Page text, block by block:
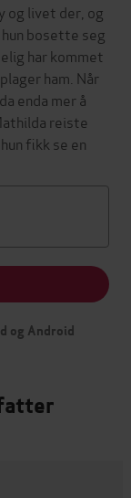
og livet der, og
bosette seg
har kommet
ham. Når
enda mer å
reiste
fikk se en
og Android